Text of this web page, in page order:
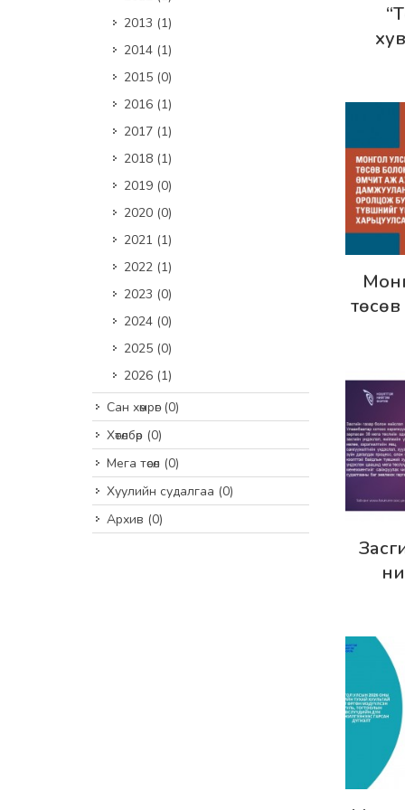
2013 (1)
2014 (1)
2015 (0)
2016 (1)
2017 (1)
2018 (1)
2019 (0)
2020 (0)
2021 (1)
2022 (1)
2023 (0)
2024 (0)
2025 (0)
2026 (1)
Сан хөмрөг(0)
Хөтөлбөр (0)
Мега төсөл (0)
Хуулийн судалгаа (0)
Архив (0)